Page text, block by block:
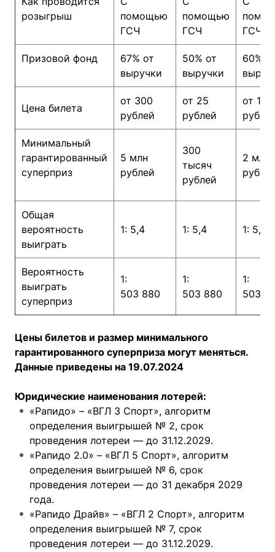
розыгрыш
помощью
ГСЧ
помощью
ГСЧ
ГСЧ
Призовой фонд
67% от
выручки
50% от
выручки
60%
Цена билета
от 300
рублей
от 25
рублей
от 100
Минимальный
гарантированный
суперприз
5 млн
рублей
300
тысяч
рублей
2 млн
Общая
вероятность
выиграть
1: 5,4 1: 5,4 1: 5,4
Вероятность
выиграть
суперприз
1:
503 880
1:
503 880
1:
503
Цены билетов и размер минимального
гарантированного суперприза могут меняться.
Данные приведены на 19.07.2024
Юридические наименования лотерей:
«Рапидо» – «ВГЛ 3 Спорт», алгоритм
определения выигрышей № 2, срок
проведения лотереи — до 31.12.2029.
«Рапидо 2.0» – «ВГЛ 5 Спорт», алгоритм
определения выигрышей № 6, срок
проведения лотереи — до 31 декабря 2029
года.
«Рапидо Драйв» – «ВГЛ 2 Спорт», алгоритм
определения выигрышей № 7, срок
проведения лотереи — до 31.12.2029.